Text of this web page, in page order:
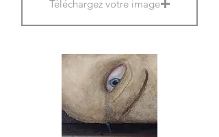
Téléchargez votre image